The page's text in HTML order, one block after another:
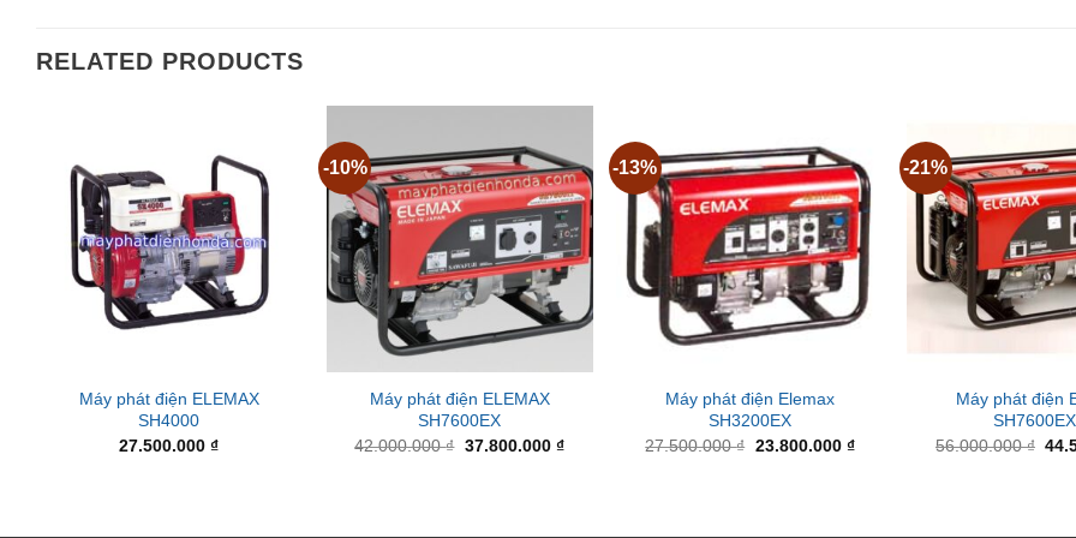
RELATED PRODUCTS
Máy phát điện ELEMAX
SH4000
27.500.000₫
-10%
Máy phát điện ELEMAX
SH7600EX
42.000.000₫ Original
37.800.000 ₫Current
-13%
Máy phát điện Elemax
SH3200EX
27.500.000₫ Original
23.800.000 ₫Current
-21%
Máy phát điện
56.000.000₫